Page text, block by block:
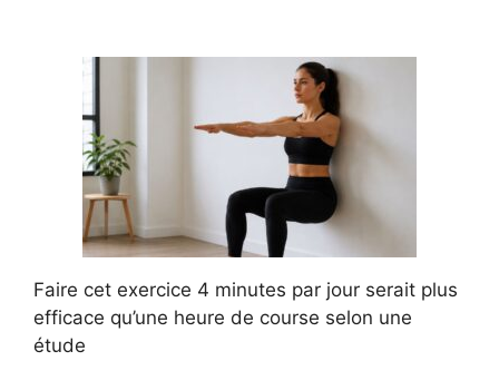
Faire cet exercice 4 minutes par jour serait plus
efficace qu’une heure de course selon une
étude